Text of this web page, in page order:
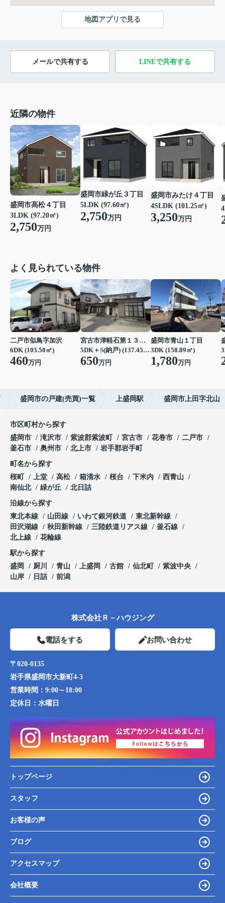
地図アプリで見る
メールで共有する LINEで共有する
近隣の物件
盛岡市高松４丁目
3LDK (97.20㎡)
2,750万円
盛岡市緑が丘３丁目
5LDK (97.60㎡)
2,750万円
盛岡市みたけ４丁目
4SLDK (101.25㎡)
3,250万円
よく見られている物件
二戸市似鳥字加沢
6DK (103.50㎡)
460万円
宮古市津軽石第１３地割
5DK＋S(納戸) (137.45㎡)
650万円
盛岡市青山１丁目
3DK (158.89㎡)
1,780万円
盛岡市の戸建(売買)一覧 上盛岡駅 盛岡市上田字北山
市区町村から探す
盛岡市
滝沢市 紫波郡紫波町 宮古市 花巻市
二戸市
釜石市
奥州市 北上市 岩手郡岩手町
町名から探す
桜町
上堂 高松 箱清水 桜台 下米内
西青山
南仙北
緑が丘 北日詰
沿線から探す
東北本線
山田線 いわて銀河鉄道
東北新幹線
田沢湖線
秋田新幹線 三陸鉄道リアス線
釜石線
北上線
花輪線
駅から探す
盛岡
厨川 青山 上盛岡 古館 仙北町
紫波中央
山岸
日詰 前潟
株式会社Ｒ－ハウジング
電話をする お問い合わせ
〒020-0135
岩手県盛岡市大新町4-3
営業時間： 9:00～18:00
定休日： 水曜日
トップページ
スタッフ
お客様の声
ブログ
アクセスマップ
会社概要